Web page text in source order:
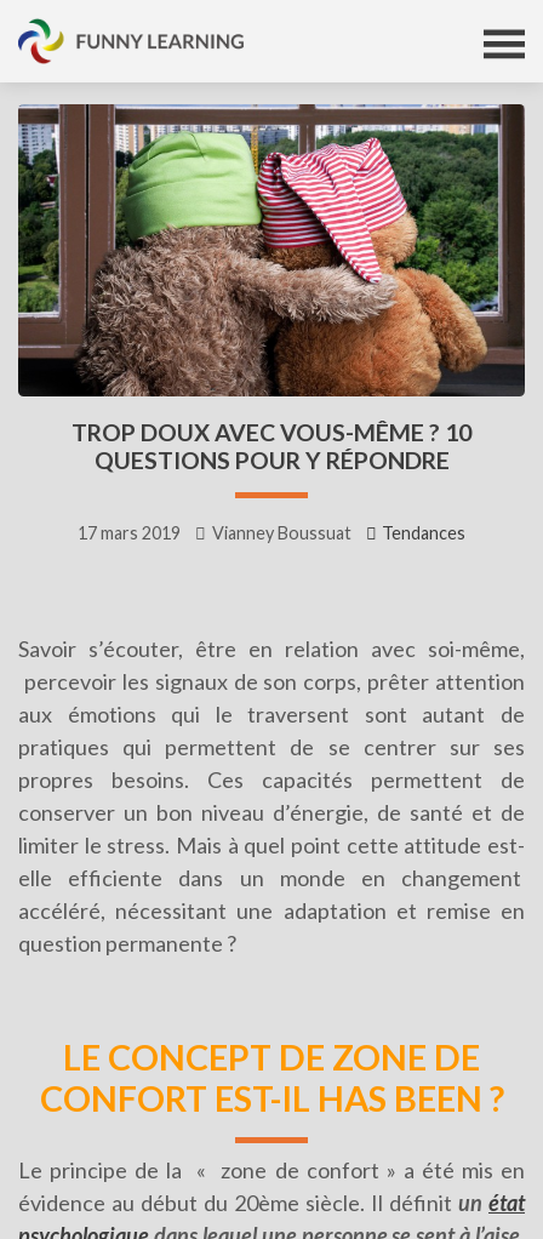
TROP DOUX AVEC VOUS-MÊME ? 10
QUESTIONS POUR Y RÉPONDRE
17 mars 2019 Vianney Boussuat Tendances
Savoir s’écouter, être en relation avec soi-même,
percevoir les signaux de son corps, prêter attention
aux émotions qui le traversent sont autant de
pratiques qui permettent de se centrer sur ses
propres besoins. Ces capacités permettent de
conserver un bon niveau d’énergie, de santé et de
limiter le stress. Mais à quel point cette attitude est-
elle efficiente dans un monde en changement
accéléré, nécessitant une adaptation et remise en
question permanente ?
LE CONCEPT DE ZONE DE
CONFORT EST-IL HAS BEEN ?
Le principe de la « zone de confort » a été mis en
évidence au début du 20ème siècle. Il définit un état